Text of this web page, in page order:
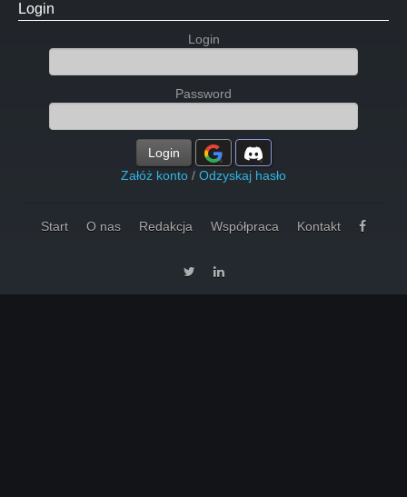
Login
Login
Password
Login
Załóż konto / Odzyskaj hasło
Start O nas Redakcja Współpraca Kontakt